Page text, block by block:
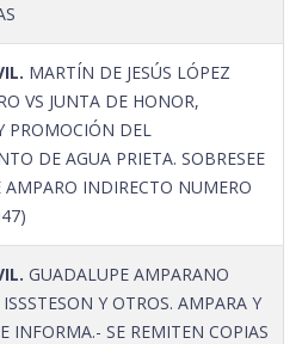
MARTÍN DE JESÚS LÓPEZ
VS JUNTA DE HONOR,
PROMOCIÓN DEL
DE AGUA PRIETA. SOBRESEE
AMPARO INDIRECTO NUMERO
GUADALUPE AMPARANO
Y OTROS. AMPARA Y
INFORMA.- SE REMITEN COPIAS